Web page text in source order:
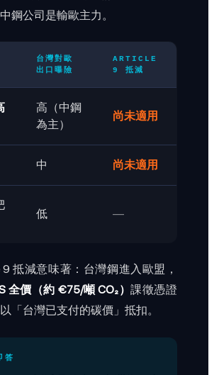
鋼公司是輸歐主力。
台灣對歐
出口曝險
ARTICLE
9 抵減
高（中鋼
為主）
尚未適用
中 尚未適用
低 —
9 抵減意味著：台灣鋼進入歐盟，
全價（約 €75/噸 CO₂）課徵憑證
「台灣已支付的碳價」抵扣。
答